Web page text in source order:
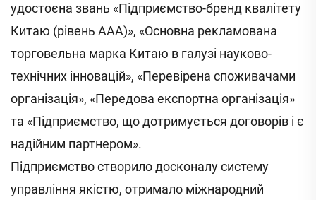
удостоєна звань «Підприємство-бренд квалітету
Китаю (рівень ААА)», «Основна рекламована
торговельна марка Китаю в галузі науково-
технічних інновацій», «Перевірена споживачами
організація», «Передова експортна організація»
та «Підприємство, що дотримується договорів і є
надійним партнером».
Підприємство створило досконалу систему
управління якістю, отримало міжнародний